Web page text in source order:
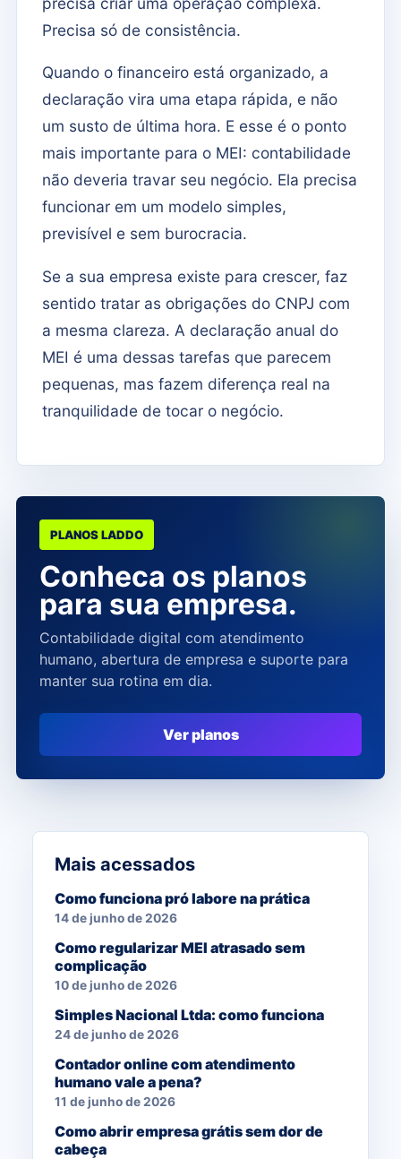
Precisa só de consistência.
Quando o financeiro está organizado, a
declaração vira uma etapa rápida, e não
um susto de última hora. E esse é o ponto
mais importante para o MEI: contabilidade
não deveria travar seu negócio. Ela precisa
funcionar em um modelo simples,
previsível e sem burocracia.
Se a sua empresa existe para crescer, faz
sentido tratar as obrigações do CNPJ com
a mesma clareza. A declaração anual do
MEI é uma dessas tarefas que parecem
pequenas, mas fazem diferença real na
tranquilidade de tocar o negócio.
PLANOS LADDO
Conheca os planos
para sua empresa.
Contabilidade digital com atendimento
humano, abertura de empresa e suporte para
manter sua rotina em dia.
Ver planos
Mais acessados
Como funciona pró labore na prática
14 de junho de 2026
Como regularizar MEI atrasado sem
complicação
10 de junho de 2026
Simples Nacional Ltda: como funciona
24 de junho de 2026
Contador online com atendimento
humano vale a pena?
11 de junho de 2026
Como abrir empresa grátis sem dor de
cabeça